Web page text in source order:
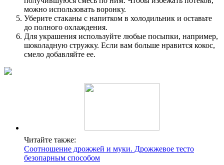
можно использовать воронку.
Уберите стаканы с напитком в холодильник и оставьте
до полного охлаждения.
Для украшения используйте любые посыпки, например,
шоколадную стружку. Если вам больше нравится кокос,
смело добавляйте ее.
Читайте также:
Соотношение дрожжей и муки. Дрожжевое тесто
безопарным способом